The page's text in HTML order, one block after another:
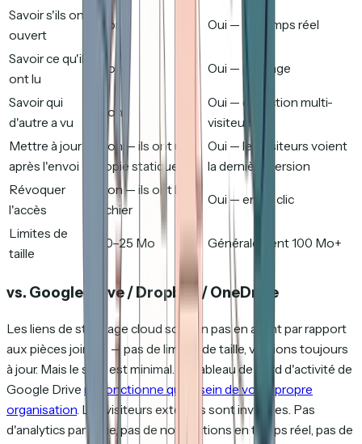
Savoir s'ils ont
ouvert
Non Oui — en temps réel
Savoir ce qu'ils
ont lu
Non Oui — par page
Savoir qui
d'autre a vu
Non
Oui — détection multi-
visiteurs
Mettre à jour
après l'envoi
Non — ils ont une
copie statique
Oui — les visiteurs voient
la dernière version
Révoquer
l'accès
Non — ils ont le
fichier
Oui — en un clic
Limites de
taille
20–25 Mo Généralement 100 Mo+
vs. Google Drive / Dropbox / OneDrive
Les liens de stockage cloud sont un pas en avant par rapport
aux pièces jointes — pas de limites de taille, versions toujours
à jour. Mais le suivi est minimal. Le tableau de bord d'activité de
Google Drive ne fonctionne qu'au sein de votre propre
organisation. Les visiteurs externes sont invisibles. Pas
d'analytics par page, pas de notifications en temps réel, pas de